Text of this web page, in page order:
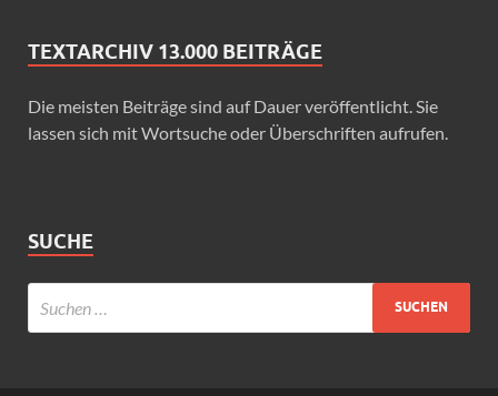
TEXTARCHIV 13.000 BEITRÄGE
Die meisten Beiträge sind auf Dauer veröffentlicht. Sie
lassen sich mit Wortsuche oder Überschriften aufrufen.
SUCHE